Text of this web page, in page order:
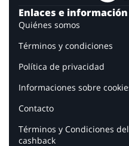
Enlaces e
Quiénes somos
Términos y condiciones
Política de privacidad
Informaciones sobre
Contacto
Términos y Condiciones del
cashback